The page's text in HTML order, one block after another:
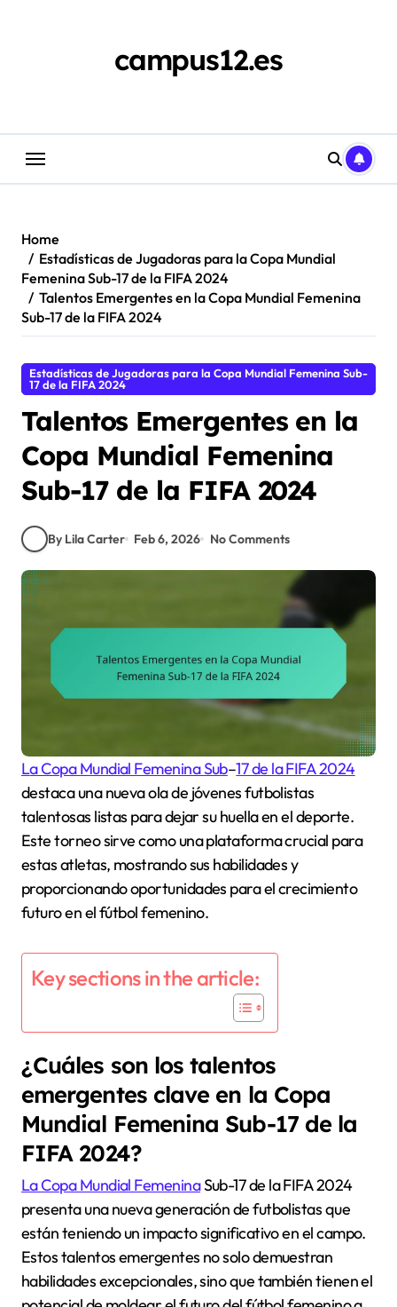
campus12.es
Home
Estadísticas de Jugadoras para la Copa Mundial
Femenina Sub-17 de la FIFA 2024
Talentos Emergentes en la Copa Mundial Femenina
Sub-17 de la FIFA 2024
Estadísticas de Jugadoras para la Copa Mundial Femenina Sub-
17 de la FIFA 2024
Talentos Emergentes en la
Copa Mundial Femenina
Sub-17 de la FIFA 2024
By Lila Carter Feb 6, 2026 No Comments
La Copa Mundial Femenina Sub–17 de la FIFA 2024
destaca una nueva ola de jóvenes futbolistas
talentosas listas para dejar su huella en el deporte.
Este torneo sirve como una plataforma crucial para
estas atletas, mostrando sus habilidades y
proporcionando oportunidades para el crecimiento
futuro en el fútbol femenino.
Key sections in the article:
¿Cuáles son los talentos
emergentes clave en la Copa
Mundial Femenina Sub-17 de la
FIFA 2024?
La Copa Mundial FemeninaSub-17 de la FIFA 2024
presenta una nueva generación de futbolistas que
están teniendo un impacto significativo en el campo.
Estos talentos emergentes no solo demuestran
habilidades excepcionales, sino que también tienen el